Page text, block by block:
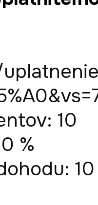
10
%
10